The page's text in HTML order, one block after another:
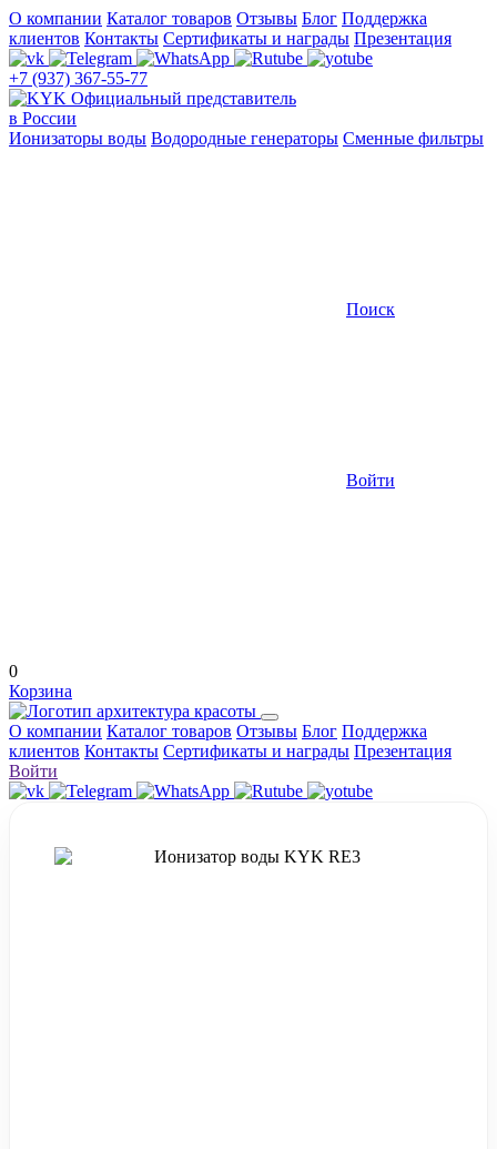
О компании Каталог товаров Отзывы Блог Поддержка
клиентов Контакты Сертификаты и награды Презентация
+7 (937) 367-55-77
Официальный представитель
в России
Ионизаторы воды Водородные генераторы Сменные фильтры
Поиск
Войти
0
Корзина
О компании Каталог товаров Отзывы Блог Поддержка
клиентов Контакты Сертификаты и награды Презентация
Войти